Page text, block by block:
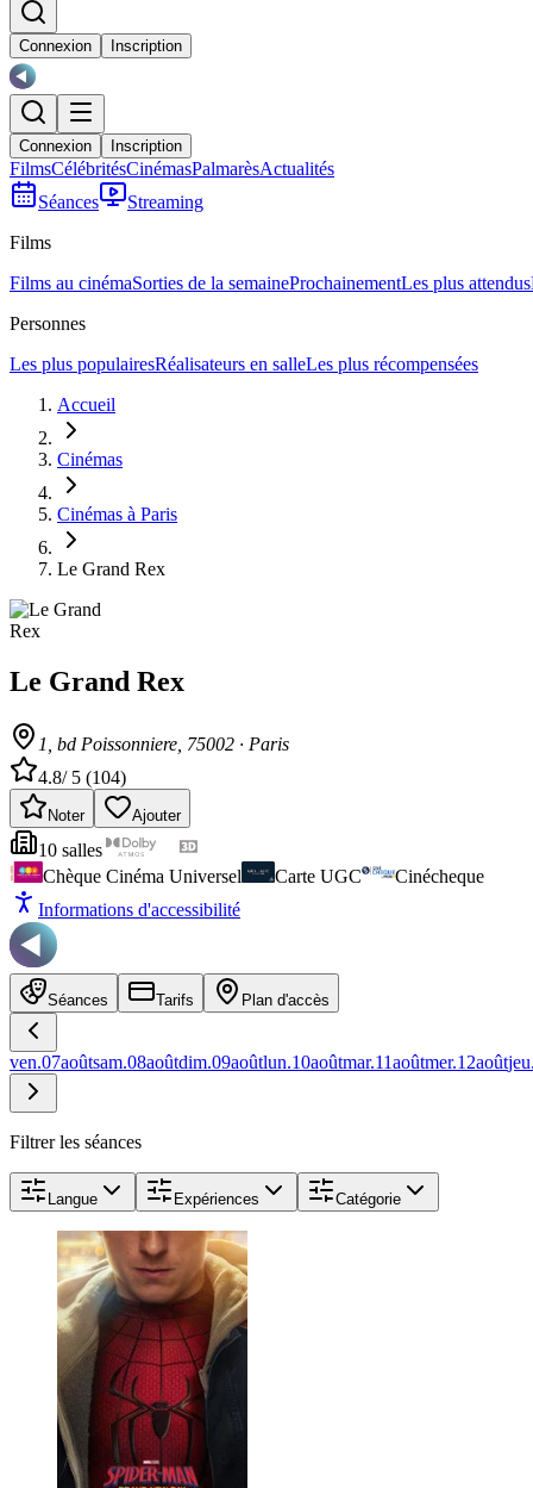
Connexion Inscription
Connexion Inscription
FilmsCélébritésCinémasPalmarèsActualités
Séances
Streaming
Films
Films au cinémaSorties de la semaineProchainementLes plus attendus
Personnes
Les plus populairesRéalisateurs en salleLes plus récompensées
Accueil
Cinémas
Cinémas à Paris
Le Grand Rex
Le Grand Rex
1, bd Poissonniere , 75002 · Paris
4.8/ 5 (104)
Noter Ajouter
10 salles
Chèque Cinéma Universel
Carte UGC
Cinécheque
Informations d'accessibilité
Séances Tarifs Plan d'accès
ven.07aoûtsam.08aoûtdim.09aoûtlun.10aoûtmar.11aoûtmer.12aoûtjeu.
Filtrer les séances
Langue Expériences Catégorie